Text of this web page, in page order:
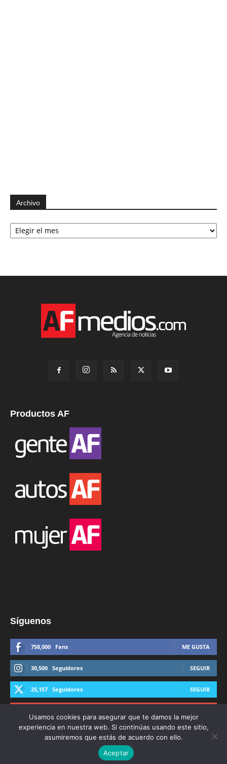
Archivo
Archivo
Productos AF
Síguenos
758,000 Fans ME GUSTA
30,500 Seguidores SEGUIR
25,157 Seguidores SEGUIR
© Derechos Reservados AFmedios 2021
Usamos cookies para asegurar que te damos la mejor
experiencia en nuestra web. Si continúas usando este sitio,
asumiremos que estás de acuerdo con ello.
Aceptar